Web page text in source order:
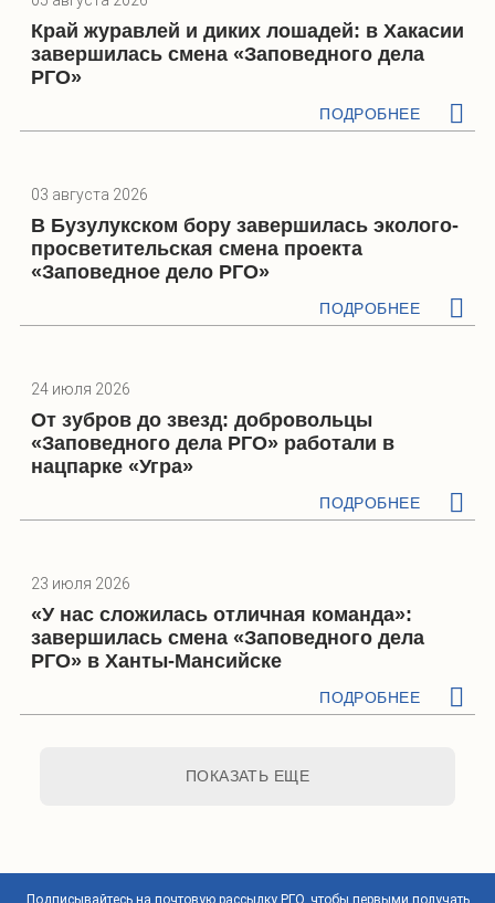
Край журавлей и диких лошадей: в Хакасии
завершилась смена «Заповедного дела
РГО»
ПОДРОБНЕЕ
03 августа 2026
В Бузулукском бору завершилась эколого-
просветительская смена проекта
«Заповедное дело РГО»
ПОДРОБНЕЕ
24 июля 2026
От зубров до звезд: добровольцы
«Заповедного дела РГО» работали в
нацпарке «Угра»
ПОДРОБНЕЕ
23 июля 2026
«У нас сложилась отличная команда»:
завершилась смена «Заповедного дела
РГО» в Ханты-Мансийске
ПОДРОБНЕЕ
ПОКАЗАТЬ ЕЩЕ
Подписывайтесь на почтовую рассылку РГО, чтобы первыми получать